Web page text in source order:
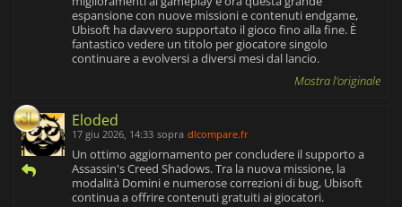
espansione con nuove missioni e contenuti endgame,
Ubisoft ha davvero supportato il gioco fino alla fine. È
fantastico vedere un titolo per giocatore singolo
continuare a evolversi a diversi mesi dal lancio.
Mostra l'originale
Eloded
17 giu 2026, 14:33 sopra dlcompare.fr
Un ottimo aggiornamento per concludere il supporto a
Assassin's Creed Shadows. Tra la nuova missione, la
modalità Domini e numerose correzioni di bug, Ubisoft
continua a offrire contenuti gratuiti ai giocatori.